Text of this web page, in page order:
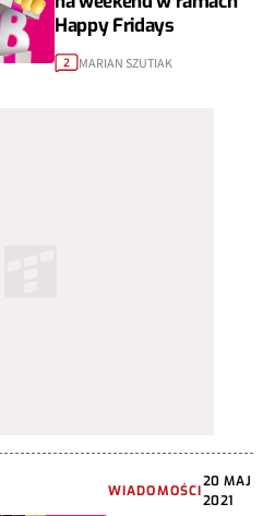
Happy Fridays
2 MARIAN SZUTIAK
WIADOMOŚCI
20 MAJ
2021